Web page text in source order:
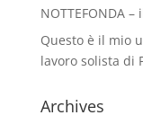
NOTTEFONDA –
Questo è il mio
lavoro solista di
Archives